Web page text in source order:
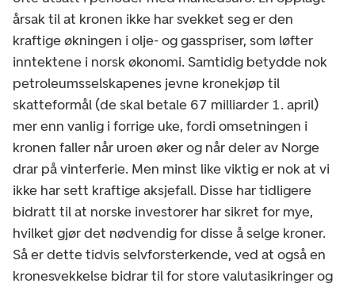
årsak til at kronen ikke har svekket seg er den
kraftige økningen i olje- og gasspriser, som løfter
inntektene i norsk økonomi. Samtidig betydde nok
petroleumsselskapenes jevne kronekjøp til
skatteformål (de skal betale 67 milliarder 1. april)
mer enn vanlig i forrige uke, fordi omsetningen i
kronen faller når uroen øker og når deler av Norge
drar på vinterferie. Men minst like viktig er nok at vi
ikke har sett kraftige aksjefall. Disse har tidligere
bidratt til at norske investorer har sikret for mye,
hvilket gjør det nødvendig for disse å selge kroner.
Så er dette tidvis selvforsterkende, ved at også en
kronesvekkelse bidrar til for store valutasikringer og